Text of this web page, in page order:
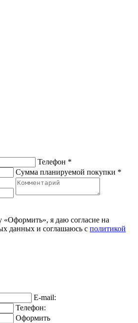
Телефон *
Сумма планируемой покупки *
я даю согласие на
данных и соглашаюсь c политикой
E-mail:
Телефон:
Оформить